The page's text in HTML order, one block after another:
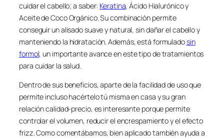
cuidar el cabello; a saber: Keratina, Ácido Hialurónico y
Aceite de Coco Orgánico. Su combinación permite
conseguir un alisado suave y natural, sin dañar el cabello y
manteniendo la hidratación. Además, está formuladosin
formol, un importante avance en este tipo de tratamientos
para cuidar la salud.
Dentro de sus beneficios, aparte de la facilidad de uso que
permite incluso hacértelo tú misma en casa y su gran
relación calidad-precio, es interesante porque permite
controlar el volumen, reducir el encrespamiento y el efecto
frizz. Como comentábamos, bien aplicado también ayuda a